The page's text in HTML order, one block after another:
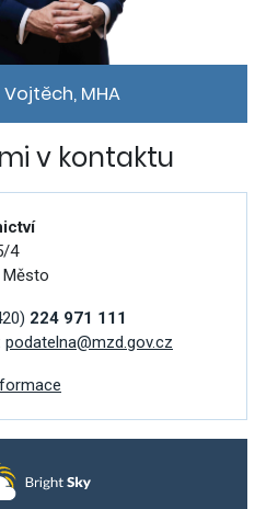
MHA
v kontaktu
4
Město
224 971 111
podatelna@mzd.gov.cz